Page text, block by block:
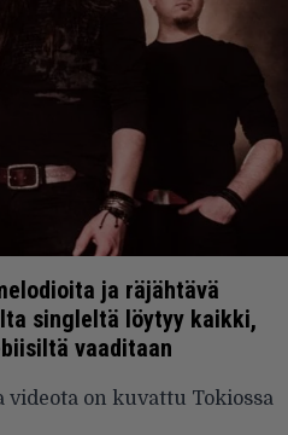
ja räjähtävä
singleltä löytyy kaikki,
vaaditaan
on kuvattu Tokiossa